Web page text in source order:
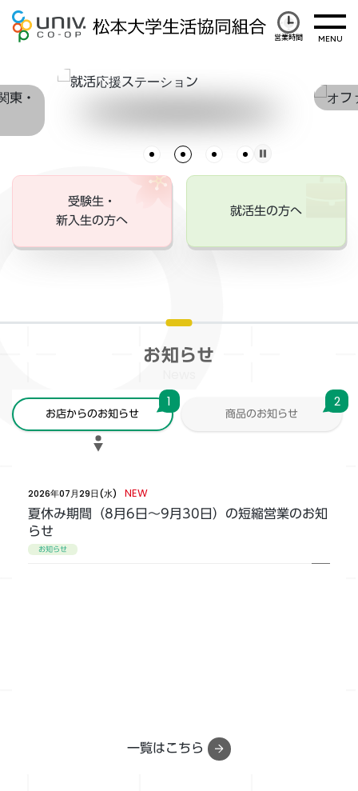
営業時間
受験生・
新入生の方へ
就活生の方へ
お知らせ
お店からのお知らせ
1
商品のお知らせ
2
2026年07月29日(水) NEW
夏休み期間（8月6日～9月30日）の短縮営業のお知
らせ
お知らせ
一覧はこちら